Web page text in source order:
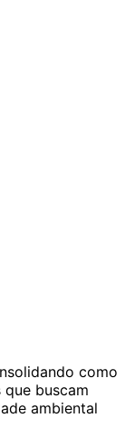
como
buscam
ambiental